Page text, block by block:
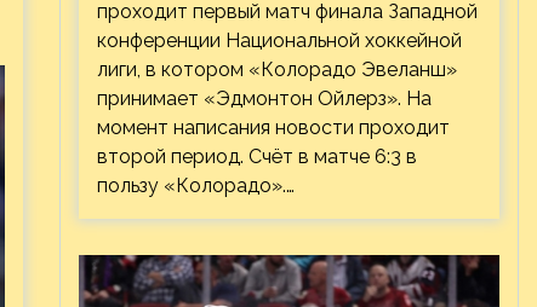
проходит первый матч финала Западной
конференции Национальной хоккейной
лиги, в котором «Колорадо Эвеланш»
принимает «Эдмонтон Ойлерз». На
момент написания новости проходит
второй период. Счёт в матче 6:3 в
пользу «Колорадо».…